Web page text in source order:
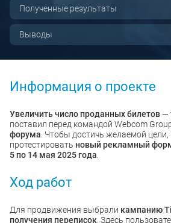
Полученные результаты
Выводы
Информация о проекте
Увеличить число проданных билетов—
поставил перед командой Webcom
форума . Чтобы достичь желаемой
протестировать новый рекламный
5 по 14 мая 2025 года
Ход работ
Для продвижения выбрали кампанию
получения переписок . Здесь